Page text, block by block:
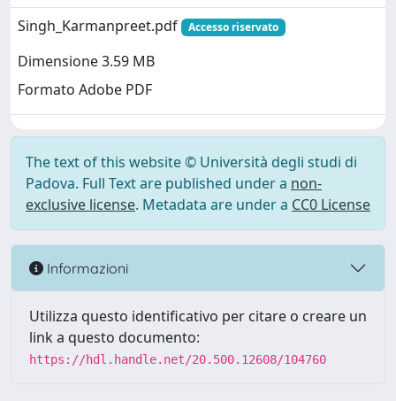
Singh_Karmanpreet.pdf
Accesso riservato
Dimensione 3.59 MB
Formato Adobe PDF
The text of this website © Università degli studi di
Padova. Full Text are published under a non-
exclusive license. Metadata are under a CC0 License
Informazioni
Utilizza questo identificativo per citare o creare un
link a questo documento:
https://hdl.handle.net/20.500.12608/104760